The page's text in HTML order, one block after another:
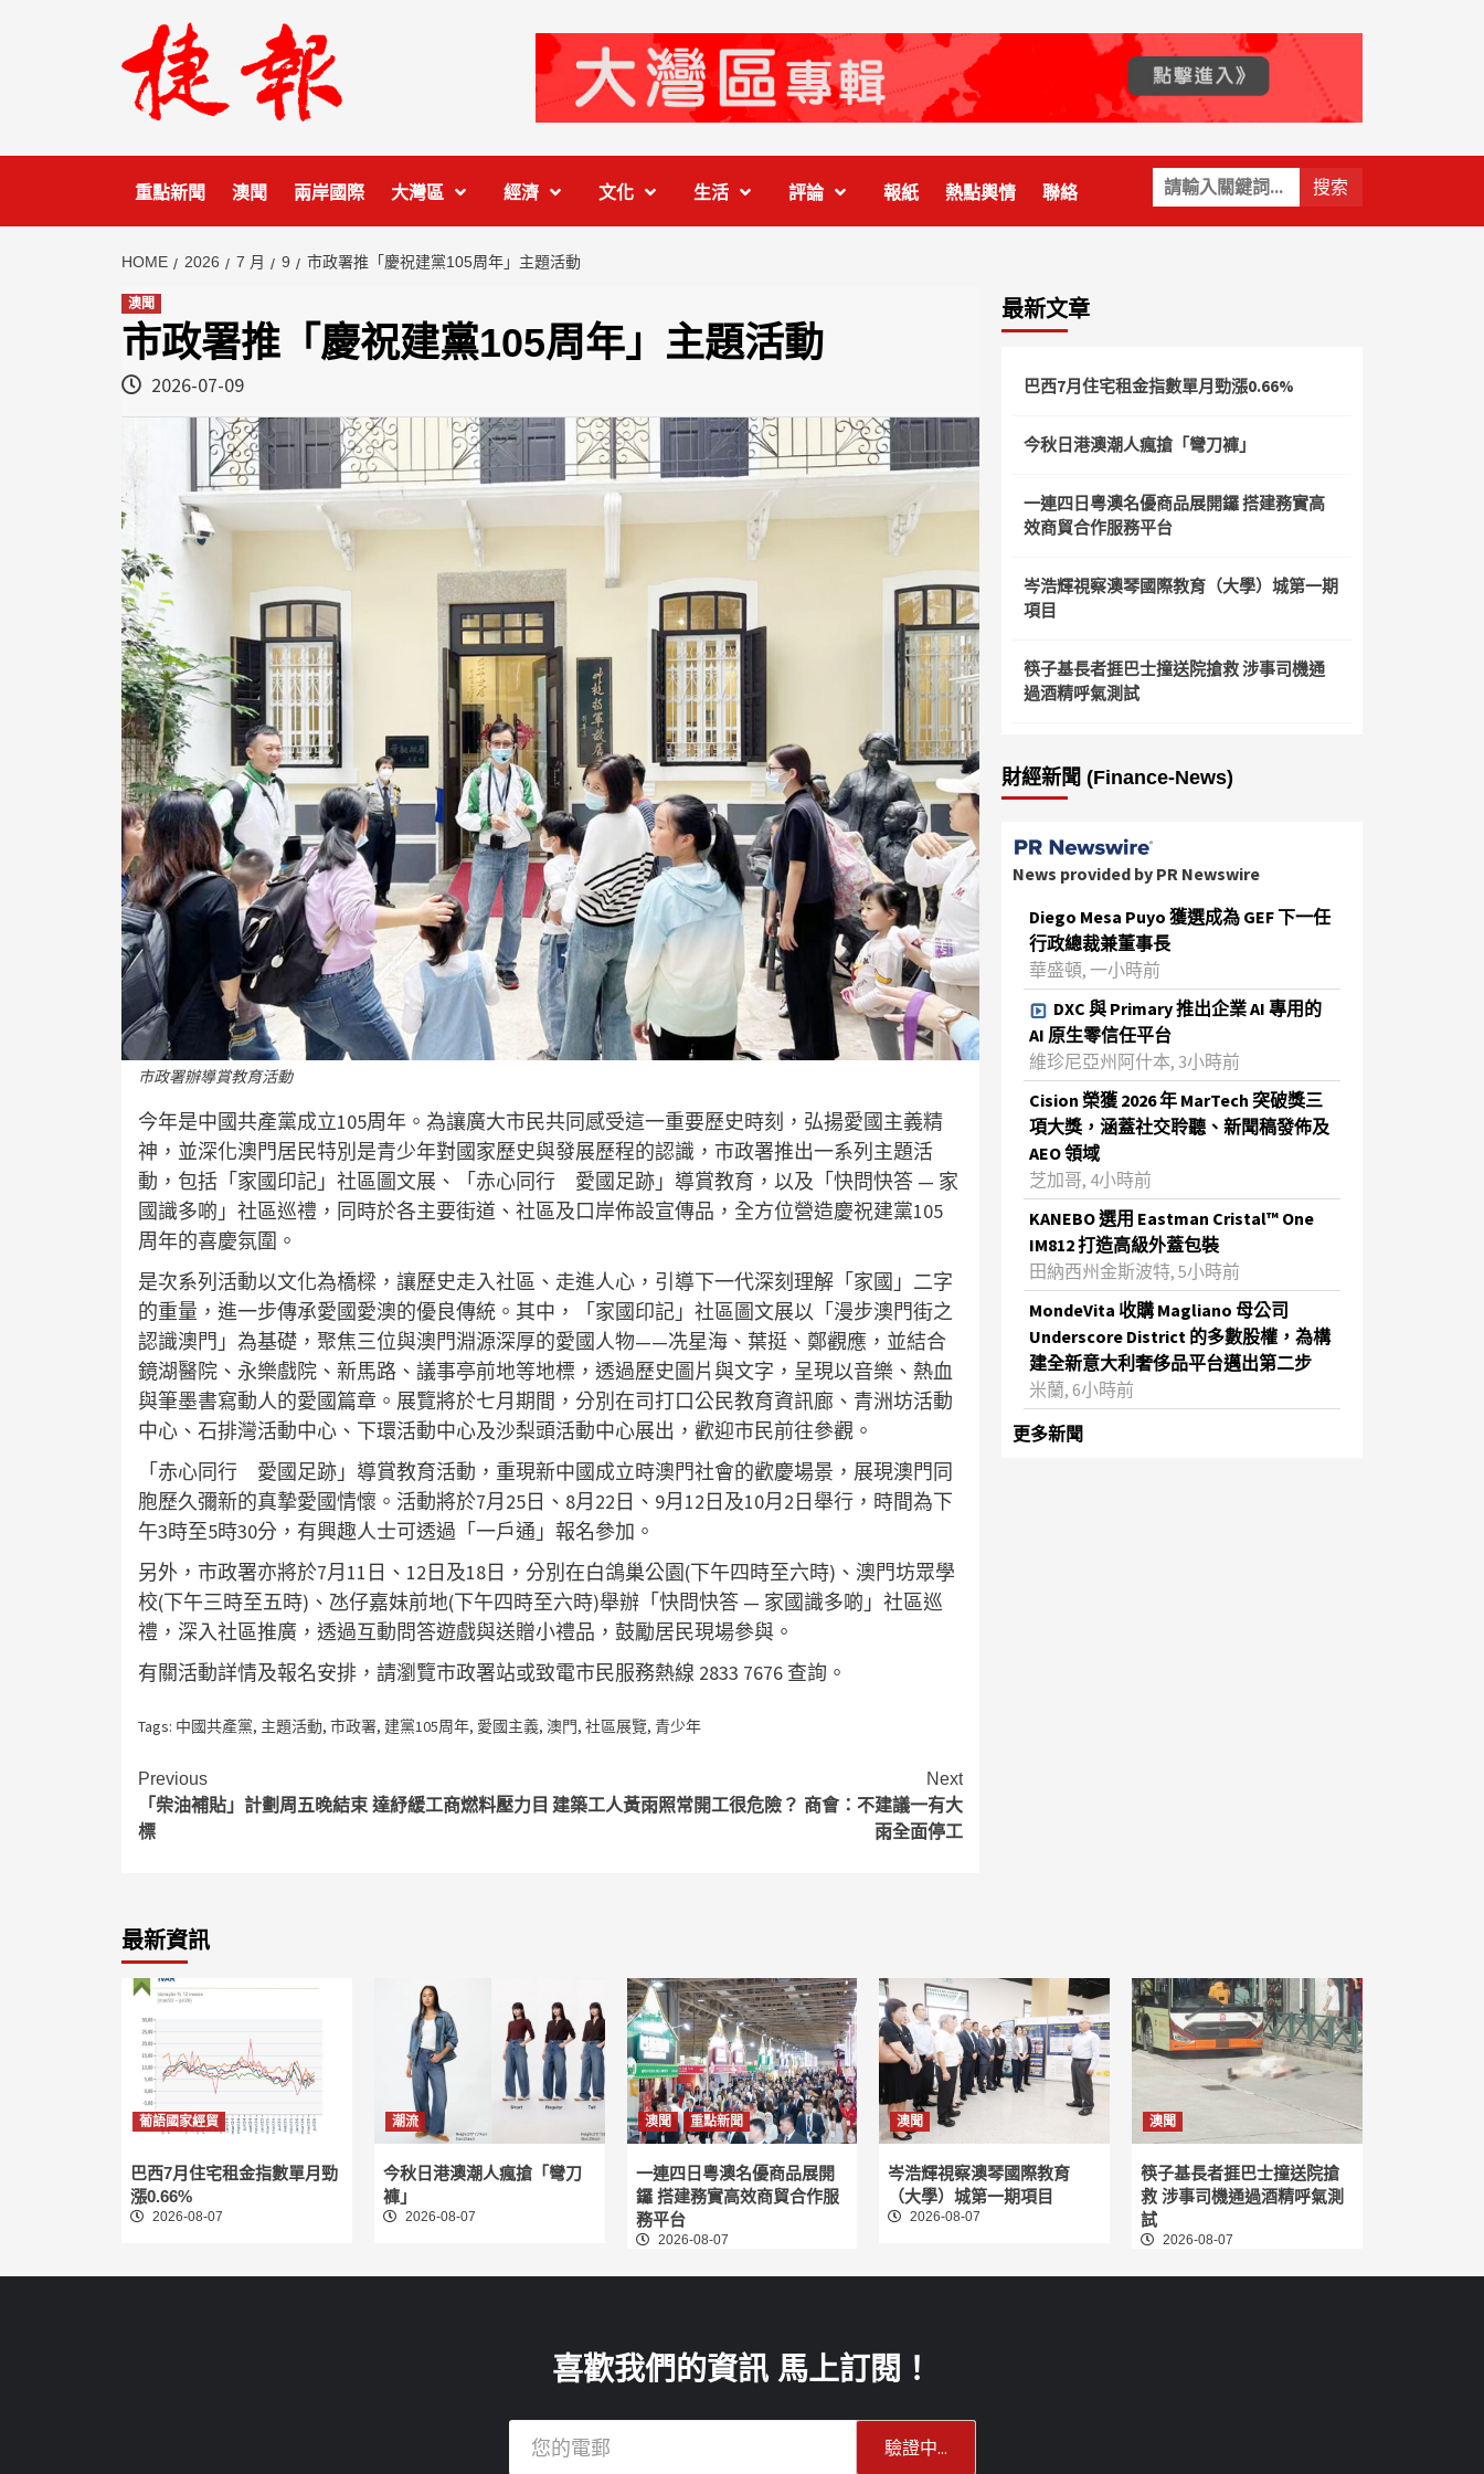
關
鍵
字:
重點新聞 澳聞 兩岸國際 大灣區 經濟 文化 生活 評論 報紙 熱點輿情 聯絡
HOME 2026 7 月 9 市政署推「慶祝建黨105周年」主題活動
澳聞
市政署推「慶祝建黨105周年」主題活動
2026-07-09
市政署辦導賞教育活動
今年是中國共產黨成立105周年。為讓廣大市民共同感受這一重要歷史時刻，弘揚愛國主義精
神，並深化澳門居民特別是青少年對國家歷史與發展歷程的認識，市政署推出一系列主題活
動，包括「家國印記」社區圖文展、「赤心同行 愛國足跡」導賞教育，以及「快問快答 — 家
國識多啲」社區巡禮，同時於各主要街道、社區及口岸佈設宣傳品，全方位營造慶祝建黨105
周年的喜慶氛圍。
是次系列活動以文化為橋樑，讓歷史走入社區、走進人心，引導下一代深刻理解「家國」二字
的重量，進一步傳承愛國愛澳的優良傳統。其中，「家國印記」社區圖文展以「漫步澳門街之
認識澳門」為基礎，聚焦三位與澳門淵源深厚的愛國人物——冼星海、葉挺、鄭觀應，並結合
鏡湖醫院、永樂戲院、新馬路、議事亭前地等地標，透過歷史圖片與文字，呈現以音樂、熱血
與筆墨書寫動人的愛國篇章。展覽將於七月期間，分別在司打口公民教育資訊廊、青洲坊活動
中心、石排灣活動中心、下環活動中心及沙梨頭活動中心展出，歡迎市民前往參觀。
「赤心同行 愛國足跡」導賞教育活動，重現新中國成立時澳門社會的歡慶場景，展現澳門同
胞歷久彌新的真摯愛國情懷。活動將於7月25日、8月22日、9月12日及10月2日舉行，時間為下
午3時至5時30分，有興趣人士可透過「一戶通」報名參加。
另外，市政署亦將於7月11日、12日及18日，分別在白鴿巢公園(下午四時至六時)、澳門坊眾學
校(下午三時至五時)、氹仔嘉妹前地(下午四時至六時)舉辦「快問快答 — 家國識多啲」社區巡
禮，深入社區推廣，透過互動問答遊戲與送贈小禮品，鼓勵居民現場參與。
有關活動詳情及報名安排，請瀏覽市政署站或致電市民服務熱線 2833 7676 查詢。
Tags: 中國共產黨, 主題活動, 市政署, 建黨105周年, 愛國主義, 澳門, 社區展覽, 青少年
Continue
Reading
Previous
「柴油補貼」計劃周五晚結束 達紓緩工商燃料壓力目
標
Next
建築工人黃雨照常開工很危險？ 商會：不建議一有大
雨全面停工
最新文章
巴西7月住宅租金指數單月勁漲0.66%
今秋日港澳潮人瘋搶「彎刀褲」
一連四日粵澳名優商品展開鑼 搭建務實高
效商貿合作服務平台
岑浩輝視察澳琴國際教育（大學）城第一期
項目
筷子基長者捱巴士撞送院搶救 涉事司機通
過酒精呼氣測試
財經新聞 (Finance-News)
News provided by PR Newswire
Diego Mesa Puyo 獲選成為 GEF 下一任
行政總裁兼董事長
華盛頓, 一小時前
DXC 與 Primary 推出企業 AI 專用的
AI 原生零信任平台
維珍尼亞州阿什本, 3小時前
Cision 榮獲 2026 年 MarTech 突破獎三
項大獎，涵蓋社交聆聽、新聞稿發佈及
AEO 領域
芝加哥, 4小時前
KANEBO 選用 Eastman Cristal™ One
IM812 打造高級外蓋包裝
田納西州金斯波特, 5小時前
MondeVita 收購 Magliano 母公司
Underscore District 的多數股權，為構
建全新意大利奢侈品平台邁出第二步
米蘭, 6小時前
更多新聞
最新資訊
葡語國家經貿
巴西7月住宅租金指數單月勁
漲0.66%
2026-08-07
潮流
今秋日港澳潮人瘋搶「彎刀
褲」
2026-08-07
澳聞 重點新聞
一連四日粵澳名優商品展開
鑼 搭建務實高效商貿合作服
務平台
2026-08-07
澳聞
岑浩輝視察澳琴國際教育
（大學）城第一期項目
2026-08-07
澳聞
筷子基長者捱巴士撞送院搶
救 涉事司機通過酒精呼氣測
試
2026-08-07
喜歡我們的資訊 馬上訂閱！